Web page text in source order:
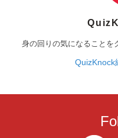
身の回りの気になることを
QuizKnock